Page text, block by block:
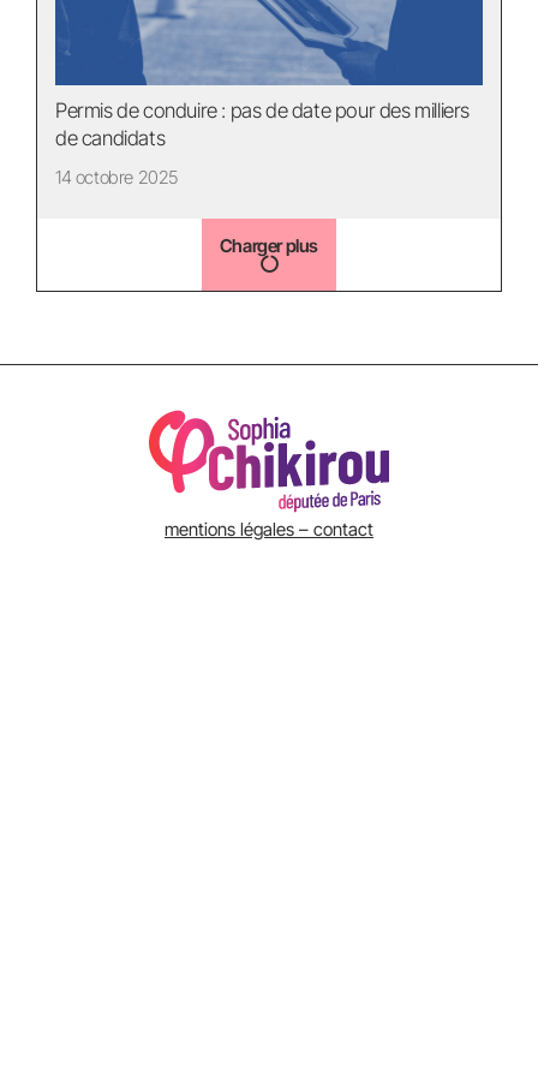
Permis de conduire : pas de date pour des milliers
de candidats
14 octobre 2025
Charger plus
mentions légales – contact